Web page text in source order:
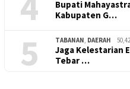
Bupati
Kabupaten G…
5 TABANAN, DAERAH
Jaga Kelestarian
Tebar …